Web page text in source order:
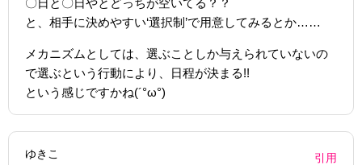
と、相手に決めやすい‘選択制’で用意してみるとか……
メカニズムとしては、選ぶことしか与えられていないの
で選ぶという行動により、日程が決まる!!
という感じですかね(´°ω°)
ゆきこ
引用